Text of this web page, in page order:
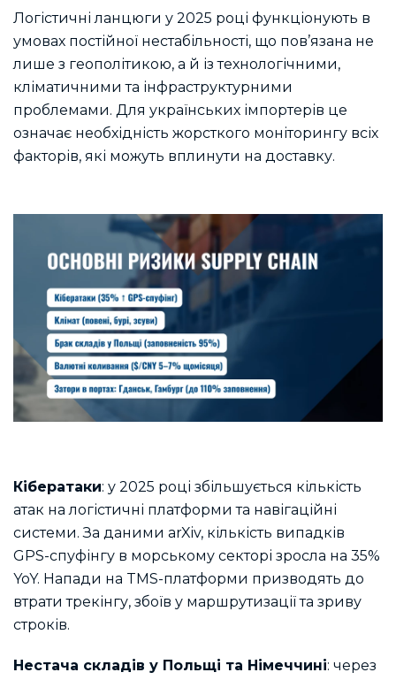
Логістичні ланцюги у 2025 році функціонують в
умовах постійної нестабільності, що пов’язана не
лише з геополітикою, а й із технологічними,
кліматичними та інфраструктурними
проблемами. Для українських імпортерів це
означає необхідність жорсткого моніторингу всіх
факторів, які можуть вплинути на доставку.
Кібератаки: у 2025 році збільшується кількість
атак на логістичні платформи та навігаційні
системи. За даними arXiv, кількість випадків
GPS-спуфінгу в морському секторі зросла на 35%
YoY. Напади на TMS-платформи призводять до
втрати трекінгу, збоїв у маршрутизації та зриву
строків.
Нестача складів у Польщі та Німеччині: через